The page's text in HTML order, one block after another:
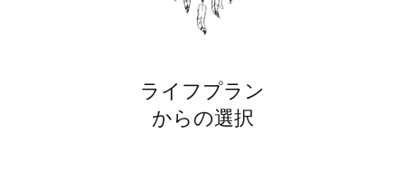
ライフプラン
からの選択